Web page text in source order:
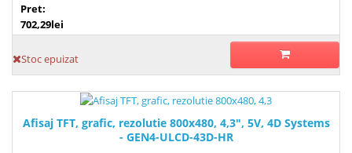
Pret:
702,29lei
Stoc epuizat
Afisaj TFT, grafic, rezolutie 800x480, 4,3", 5V, 4D Systems
- GEN4-ULCD-43D-HR